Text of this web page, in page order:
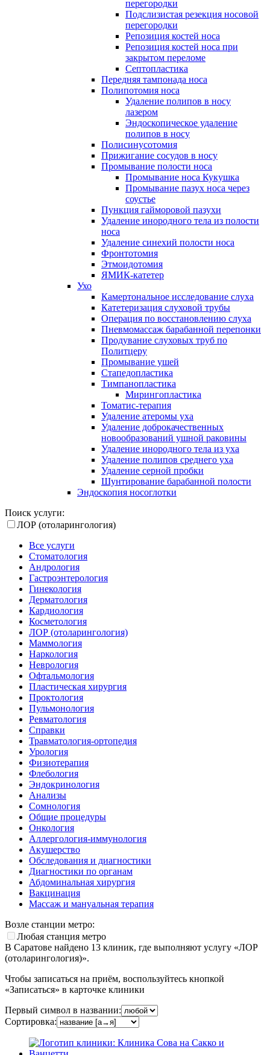
перегородки
Подслизистая резекция носовой
перегородки
Репозиция костей носа
Репозиция костей носа при
закрытом переломе
Септопластика
Передняя тампонада носа
Полипотомия носа
Удаление полипов в носу
лазером
Эндоскопическое удаление
полипов в носу
Полисинусотомия
Прижигание сосудов в носу
Промывание полости носа
Промывание носа Кукушка
Промывание пазух носа через
соустье
Пункция гайморовой пазухи
Удаление инородного тела из полости
носа
Удаление синехий полости носа
Фронтотомия
Этмоидотомия
ЯМИК-катетер
Ухо
Камертональное исследование слуха
Катетеризация слуховой трубы
Операция по восстановлению слуха
Пневмомассаж барабанной перепонки
Продувание слуховых труб по
Политцеру
Промывание ушей
Стапедопластика
Тимпанопластика
Мирингопластика
Томатис-терапия
Удаление атеромы уха
Удаление доброкачественных
новообразований ушной раковины
Удаление инородного тела из уха
Удаление полипов среднего уха
Удаление серной пробки
Шунтирование барабанной полости
Эндоскопия носоглотки
Поиск услуги:
ЛОР (отоларингология)
Все услуги
Стоматология
Андрология
Гастроэнтерология
Гинекология
Дерматология
Кардиология
Косметология
ЛОР (отоларингология)
Маммология
Наркология
Неврология
Офтальмология
Пластическая хирургия
Проктология
Пульмонология
Ревматология
Справки
Травматология-ортопедия
Урология
Физиотерапия
Флебология
Эндокринология
Анализы
Сомнология
Общие процедуры
Онкология
Аллергология-иммунология
Акушерство
Обследования и диагностики
Диагностики по органам
Абдоминальная хирургия
Вакцинация
Массаж и мануальная терапия
Возле станции метро:
Любая станция метро
В Саратове найдено 13 клиник, где выполняют услугу «ЛОР
(отоларингология)».
Чтобы записаться на приём, воспользуйтесь кнопкой
«Записаться» в карточке клиники
Первый символ в названии:
Сортировка: